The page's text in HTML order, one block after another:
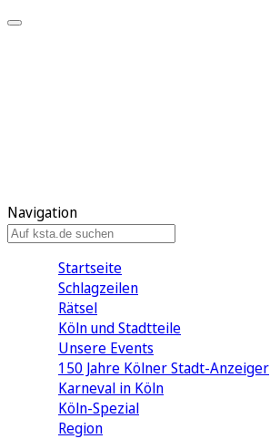
Navigation
Startseite
Schlagzeilen
Rätsel
Köln und Stadtteile
Unsere Events
150 Jahre Kölner Stadt-Anzeiger
Karneval in Köln
Köln-Spezial
Region